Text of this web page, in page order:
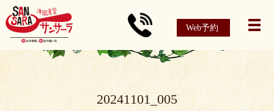
Web予約 メ
20241101_005